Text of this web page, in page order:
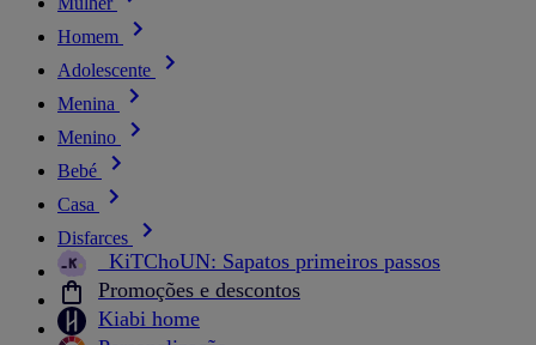
Homem
Adolescente
Menina
Menino
Bebé
Casa
Disfarces
_KiTChoUN: Sapatos primeiros passos
Promoções e descontos
Kiabi home